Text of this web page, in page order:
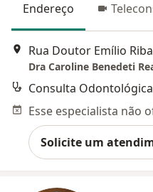
Endereço
Rua Doutor Emílio
Dra Caroline Benedeti
Consulta Odontológica
Solicite um